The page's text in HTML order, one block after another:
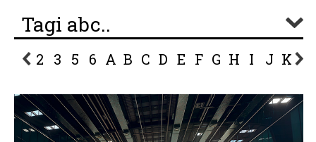
Tagi abc..
2 3 5 6 A B C D E F G H I J K L